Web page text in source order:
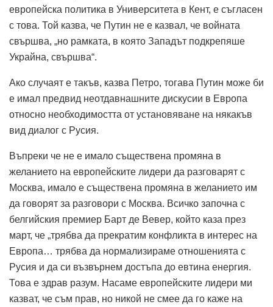
европейска политика в Университета в Кент, е съгласен
с това. Той казва, че Путин не е казвал, че войната
свършва, „но рамката, в която Западът подкрепяше
Украйна, свършва“.
Ако случаят е такъв, казва Петро, ​​тогава Путин може би
е имал предвид неотдавнашните дискусии в Европа
относно необходимостта от установяване на някакъв
вид диалог с Русия.
Въпреки че не е имало съществена промяна в
желанието на европейските лидери да разговарят с
Москва, имало е съществена промяна в желанието им
да говорят за разговори с Москва. Всичко започна с
белгийския премиер Барт де Вевер, който каза през
март, че „трябва да прекратим конфликта в интерес на
Европа… трябва да нормализираме отношенията с
Русия и да си възвърнем достъпа до евтина енергия.
Това е здрав разум. Насаме европейските лидери ми
казват, че съм прав, но никой не смее да го каже на